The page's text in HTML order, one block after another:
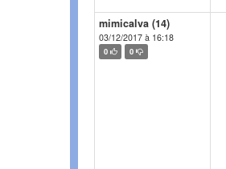
mimicalva (14)
03/12/2017 à 16:18
0 0